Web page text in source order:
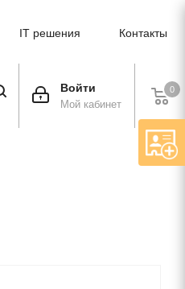
IT решения Контакты
0
Войти
Мой кабинет